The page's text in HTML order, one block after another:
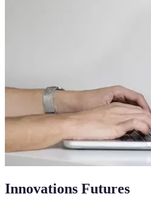
Innovations Futures